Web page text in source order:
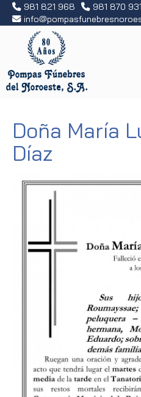
981 821 968
981 870 931
info
Doña María
Díaz